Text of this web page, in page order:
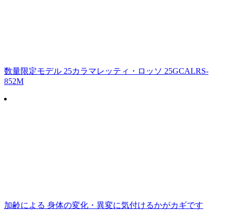
数量限定モデル 25カラマレッティ・ロッソ 25GCALRS-
852M
加齢による 身体の変化・異変に気付けるかがカギです